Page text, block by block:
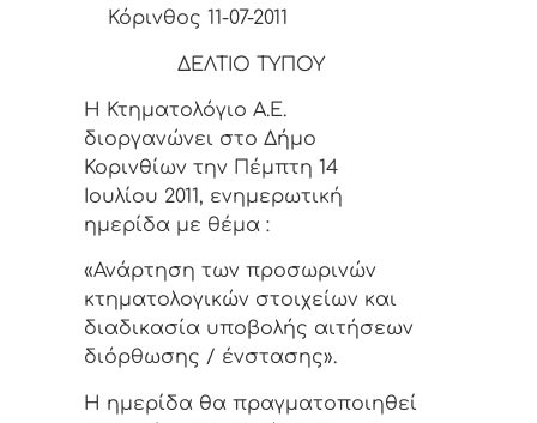
Κόρινθος 11-07-2011
ΔΕΛΤΙΟ ΤΥΠΟΥ
Η Κτηματολόγιο Α.Ε.
διοργανώνει στο Δήμο
Κορινθίων την Πέμπτη 14
Ιουλίου 2011, ενημερωτική
ημερίδα με θέμα :
«Ανάρτηση των προσωρινών
κτηματολογικών στοιχείων και
διαδικασία υποβολής αιτήσεων
διόρθωσης / ένστασης».
Η ημερίδα θα πραγματοποιηθεί